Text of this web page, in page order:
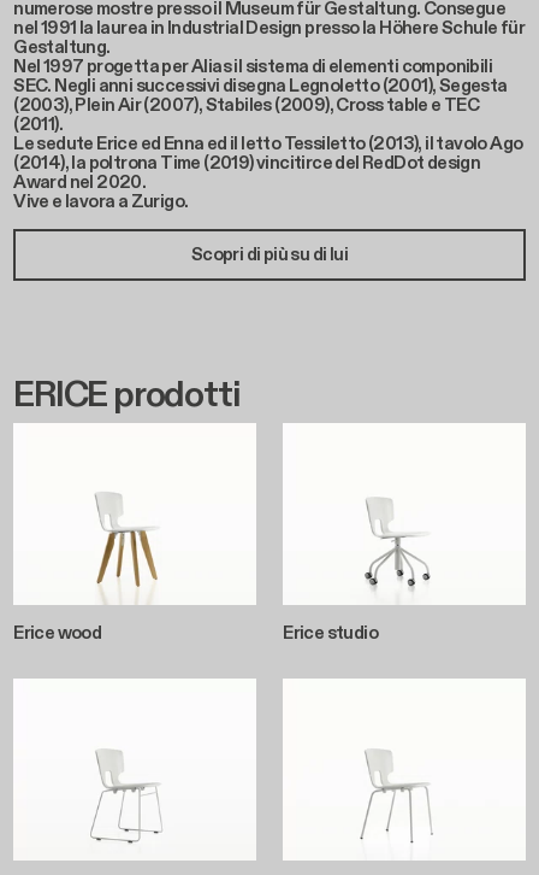
numerose mostre presso il Museum für Gestaltung. Consegue
nel 1991 la laurea in Industrial Design presso la Höhere Schule für
Gestaltung.
Nel 1997 progetta per Alias il sistema di elementi componibili
SEC. Negli anni successivi disegna Legnoletto (2001), Segesta
(2003), Plein Air (2007), Stabiles (2009), Cross table e TEC
(2011).
Le sedute Erice ed Enna ed il letto Tessiletto (2013), il tavolo Ago
(2014), la poltrona Time (2019) vincitirce del RedDot design
Award nel 2020.
Vive e lavora a Zurigo.
Scopri di più su di lui
ERICE prodotti
Erice wood Erice studio